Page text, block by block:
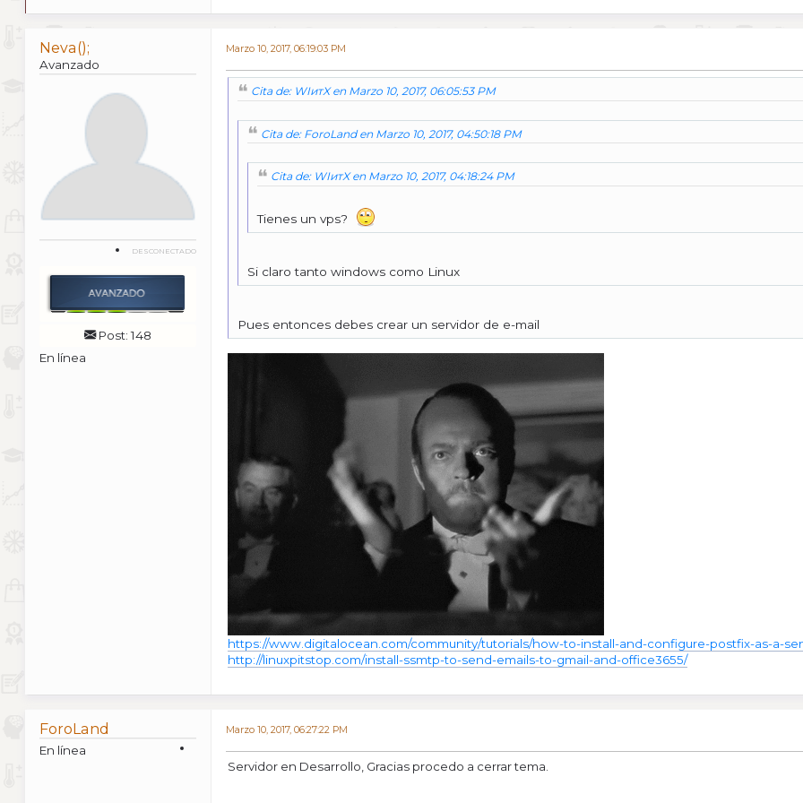
Neva();
Avanzado
DESCONECTADO
Post: 148
En línea
Marzo 10, 2017, 06:19:03 PM
Cita de: WIитX en Marzo 10, 2017, 06:05:53 PM
Cita de: ForoLand en Marzo 10, 2017, 04:50:18 PM
Cita de: WIитX en Marzo 10, 2017, 04:18:24 PM
Tienes un vps?
Si claro tanto windows como Linux
Pues entonces debes crear un servidor de e-mail
https://www.digitalocean.com/community/tutorials/how-to-install-and-configure-postfix-as-a-
http://linuxpitstop.com/install-ssmtp-to-send-emails-to-gmail-and-office3655/
ForoLand
En línea
Marzo 10, 2017, 06:27:22 PM
Servidor en Desarrollo, Gracias procedo a cerrar tema.